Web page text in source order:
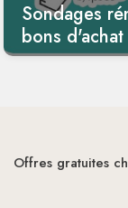
Sondages
bons d'achat
Offres gratuites